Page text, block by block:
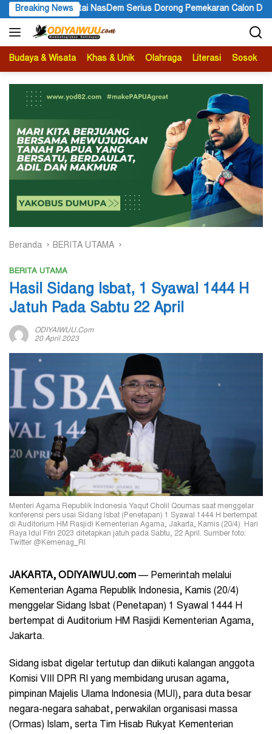
Langsung
ke
konten
Breaking News
Calon DOB Grime Nawa Jadi Kabupaten Definitif
Budaya & Wisata Khas & Unik Olahraga Literasi Sosok
Beranda BERITA UTAMA
BERITA UTAMA
Hasil Sidang Isbat, 1 Syawal 1444 H
Jatuh Pada Sabtu 22 April
ODIYAIWUU.com
20 April 2023
Menteri Agama Republik Indonesia Yaqut Cholil Qoumas saat menggelar
konferensi pers usai Sidang Isbat (Penetapan) 1 Syawal 1444 H bertempat
di Auditorium HM Rasjidi Kementerian Agama, Jakarta, Kamis (20/4). Hari
Raya Idul Fitri 2023 ditetapkan jatuh pada Sabtu, 22 April. Sumber foto:
Twitter @Kemenag_RI
JAKARTA, ODIYAIWUU.com — Pemerintah melalui
Kementerian Agama Republik Indonesia, Kamis (20/4)
menggelar Sidang Isbat (Penetapan) 1 Syawal 1444 H
bertempat di Auditorium HM Rasjidi Kementerian Agama,
Jakarta.
Sidang isbat digelar tertutup dan diikuti kalangan anggota
Komisi VIII DPR RI yang membidang urusan agama,
pimpinan Majelis Ulama Indonesia (MUI), para duta besar
negara-negara sahabat, perwakilan organisasi massa
(Ormas) Islam, serta Tim Hisab Rukyat Kementerian